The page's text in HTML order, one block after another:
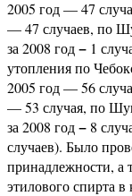
2005 год — 47
— 47 случаев, по
за 2008 год− 1
утопления по
2005 год — 56
— 53 случая, по
за 2008 год− 8
случаев). Было
принадлежности, а
этилового спирта